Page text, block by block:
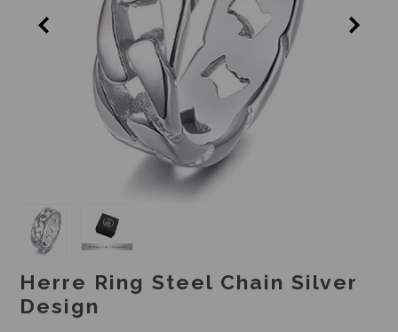
Herre Ring Steel Chain Silver
Design